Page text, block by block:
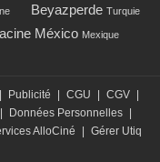
Beyazperde Turquie
México Mexique
Publicité CGU CGV
Données Personnelles
AlloCiné
Gérer Utiq